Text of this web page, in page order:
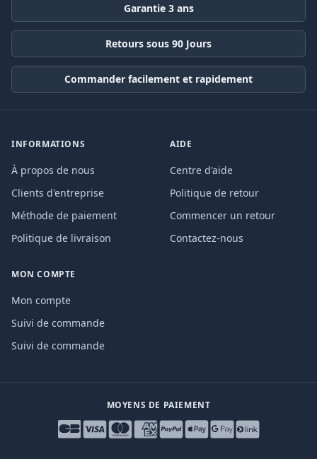
Garantie 3 ans
Retours sous 90 Jours
Commander facilement et rapidement
INFORMATIONS
À propos de nous
Clients d'entreprise
Méthode de paiement
Politique de livraison
AIDE
Centre d'aide
Politique de retour
Commencer un retour
Contactez-nous
MON COMPTE
Mon compte
Suivi de commande
Suivi de commande
MOYENS DE PAIEMENT